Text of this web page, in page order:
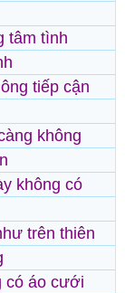
tâm tình
tiếp cận
không
không có
trên thiên
có áo cưới